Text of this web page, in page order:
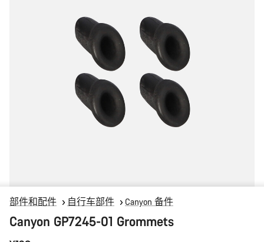
部件和配件 自行车部件 Canyon 备件
Canyon GP7245-01 Grommets